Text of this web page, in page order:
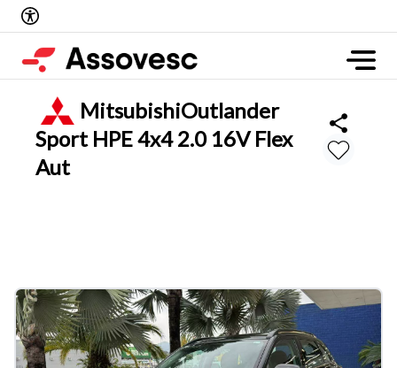
MitsubishiOutlander
Sport HPE 4x4 2.0 16V Flex
Aut